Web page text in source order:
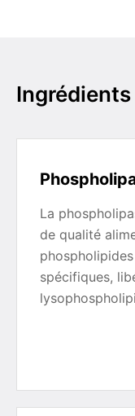
La
de qualité
spécifiques,